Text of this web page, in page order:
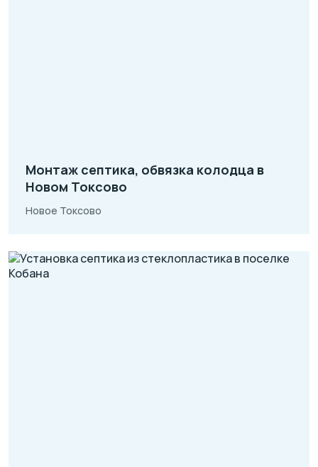
Монтаж септика, обвязка колодца в
Новом Токсово
Новое Токсово